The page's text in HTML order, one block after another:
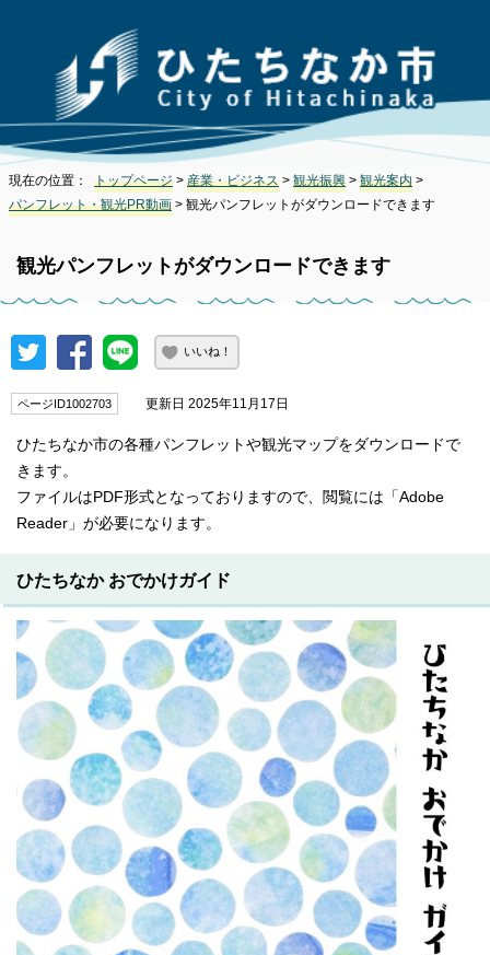
現在の位置： トップページ > 産業・ビジネス > 観光振興 > 観光案内 >
パンフレット・観光PR動画 > 観光パンフレットがダウンロードできます
観光パンフレットがダウンロードできます
いいね！
ページID1002703 更新日 2025年11月17日
ひたちなか市の各種パンフレットや観光マップをダウンロードで
きます。
ファイルはPDF形式となっておりますので、閲覧には「Adobe
Reader」が必要になります。
ひたちなか おでかけガイド